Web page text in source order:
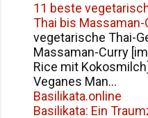
11 beste
Thai bis Massaman-
vegetarische Thai-
Massaman-Curry
Rice mit
Veganes Man...
Basilikata.online
Basilikata: Ein